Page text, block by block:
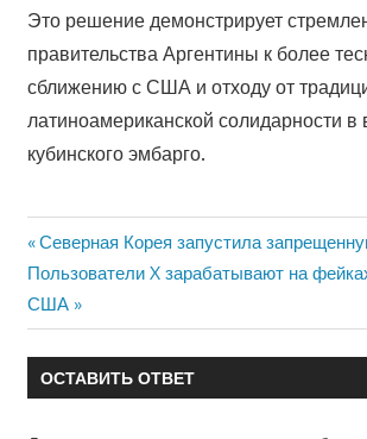
Это решение демонстрирует
правительства Аргентины к более
сближению с США и отходу от
латиноамериканской солидарности в
кубинского эмбарго.
Навигация
по
Предыдущая
запись:
Северная Корея запустила
Следующая
запись:
Пользователи X зарабатывают на
США
ОСТАВИТЬ ОТВЕТ